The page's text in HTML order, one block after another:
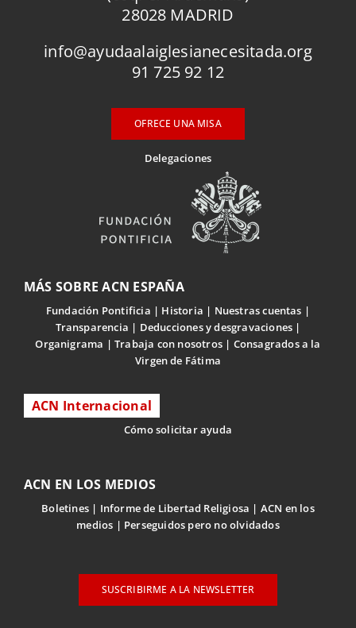
28028 MADRID
info@ayudaalaiglesianecesitada.org
91 725 92 12
OFRECE UNA MISA
Delegaciones
MÁS SOBRE ACN ESPAÑA
Fundación Pontificia Historia
Nuestras cuentas
Transparencia
Deducciones y desgravaciones
Organigrama
Trabaja con nosotros
Consagrados a la
Virgen de Fátima
ACN Internacional
Cómo solicitar ayuda
ACN EN LOS MEDIOS
Boletines Informe de Libertad Religiosa
ACN en los
medios
Perseguidos pero no olvidados
SUSCRIBIRME A LA NEWSLETTER